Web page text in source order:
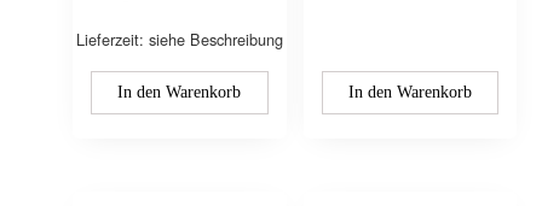
Lieferzeit: siehe Beschreibung
In den Warenkorb In den Warenkorb